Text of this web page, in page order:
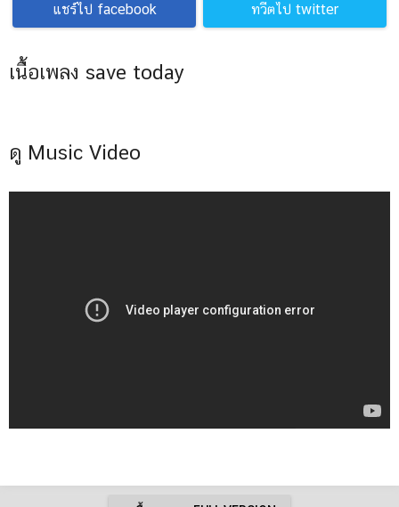
แชร์ไป facebook ทวีตไป twitter
เนื้อเพลง save today
ดู Music Video